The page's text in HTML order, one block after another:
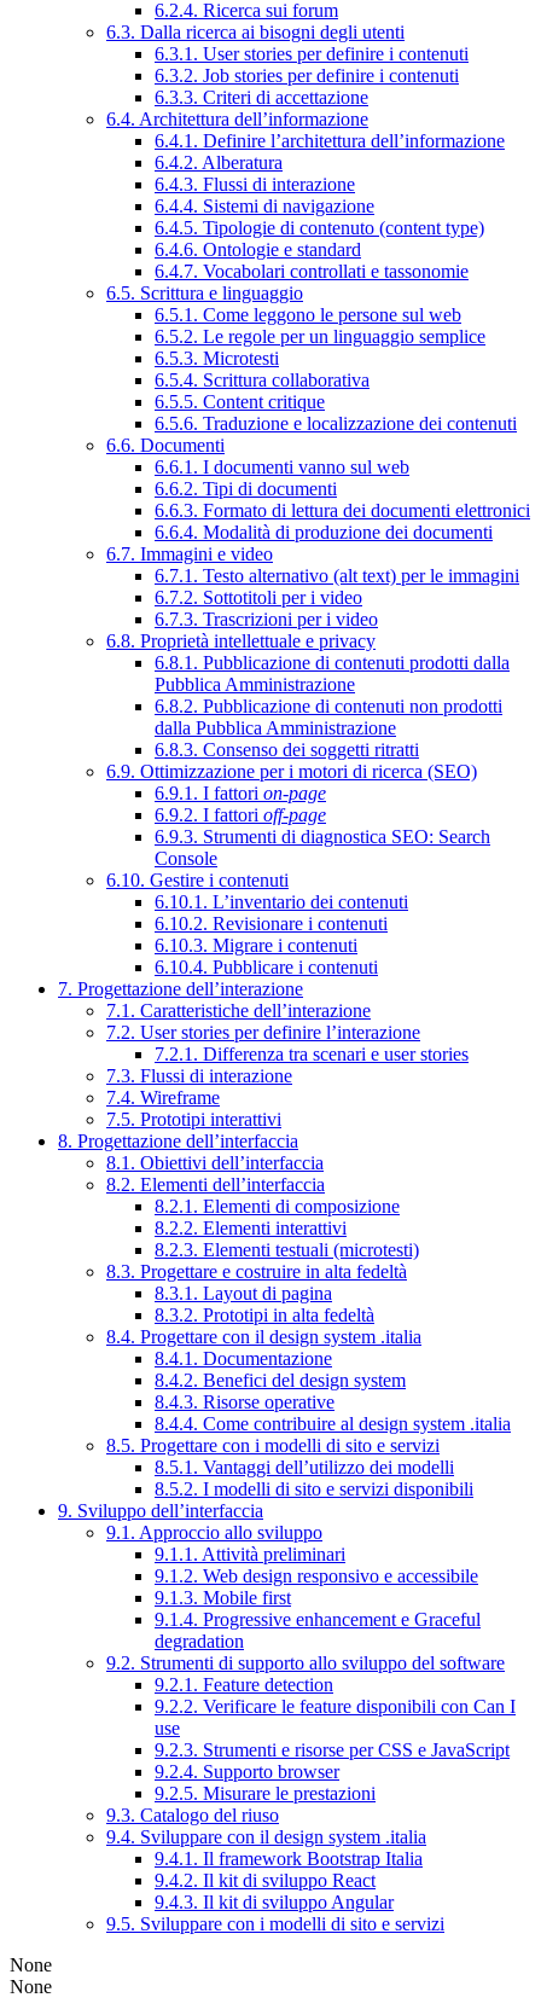
6.2.4. Ricerca sui forum
6.3. Dalla ricerca ai bisogni degli utenti
6.3.1. User stories per definire i contenuti
6.3.2. Job stories per definire i contenuti
6.3.3. Criteri di accettazione
6.4. Architettura dell’informazione
6.4.1. Definire l’architettura dell’informazione
6.4.2. Alberatura
6.4.3. Flussi di interazione
6.4.4. Sistemi di navigazione
6.4.5. Tipologie di contenuto (content type)
6.4.6. Ontologie e standard
6.4.7. Vocabolari controllati e tassonomie
6.5. Scrittura e linguaggio
6.5.1. Come leggono le persone sul web
6.5.2. Le regole per un linguaggio semplice
6.5.3. Microtesti
6.5.4. Scrittura collaborativa
6.5.5. Content critique
6.5.6. Traduzione e localizzazione dei contenuti
6.6. Documenti
6.6.1. I documenti vanno sul web
6.6.2. Tipi di documenti
6.6.3. Formato di lettura dei documenti elettronici
6.6.4. Modalità di produzione dei documenti
6.7. Immagini e video
6.7.1. Testo alternativo (alt text) per le immagini
6.7.2. Sottotitoli per i video
6.7.3. Trascrizioni per i video
6.8. Proprietà intellettuale e privacy
6.8.1. Pubblicazione di contenuti prodotti dalla
Pubblica Amministrazione
6.8.2. Pubblicazione di contenuti non prodotti
dalla Pubblica Amministrazione
6.8.3. Consenso dei soggetti ritratti
6.9. Ottimizzazione per i motori di ricerca (SEO)
6.9.1. I fattori on-page
6.9.2. I fattori off-page
6.9.3. Strumenti di diagnostica SEO: Search
Console
6.10. Gestire i contenuti
6.10.1. L’inventario dei contenuti
6.10.2. Revisionare i contenuti
6.10.3. Migrare i contenuti
6.10.4. Pubblicare i contenuti
7. Progettazione dell’interazione
7.1. Caratteristiche dell’interazione
7.2. User stories per definire l’interazione
7.2.1. Differenza tra scenari e user stories
7.3. Flussi di interazione
7.4. Wireframe
7.5. Prototipi interattivi
8. Progettazione dell’interfaccia
8.1. Obiettivi dell’interfaccia
8.2. Elementi dell’interfaccia
8.2.1. Elementi di composizione
8.2.2. Elementi interattivi
8.2.3. Elementi testuali (microtesti)
8.3. Progettare e costruire in alta fedeltà
8.3.1. Layout di pagina
8.3.2. Prototipi in alta fedeltà
8.4. Progettare con il design system .italia
8.4.1. Documentazione
8.4.2. Benefici del design system
8.4.3. Risorse operative
8.4.4. Come contribuire al design system .italia
8.5. Progettare con i modelli di sito e servizi
8.5.1. Vantaggi dell’utilizzo dei modelli
8.5.2. I modelli di sito e servizi disponibili
9. Sviluppo dell’interfaccia
9.1. Approccio allo sviluppo
9.1.1. Attività preliminari
9.1.2. Web design responsivo e accessibile
9.1.3. Mobile first
9.1.4. Progressive enhancement e Graceful
degradation
9.2. Strumenti di supporto allo sviluppo del software
9.2.1. Feature detection
9.2.2. Verificare le feature disponibili con Can I
use
9.2.3. Strumenti e risorse per CSS e JavaScript
9.2.4. Supporto browser
9.2.5. Misurare le prestazioni
9.3. Catalogo del riuso
9.4. Sviluppare con il design system .italia
9.4.1. Il framework Bootstrap Italia
9.4.2. Il kit di sviluppo React
9.4.3. Il kit di sviluppo Angular
9.5. Sviluppare con i modelli di sito e servizi
None
None